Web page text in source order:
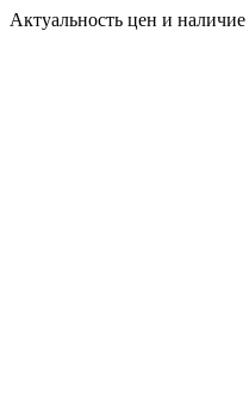
Актуальность цен и